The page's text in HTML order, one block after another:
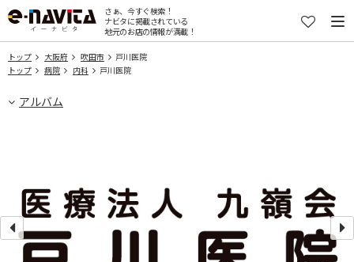
さぁ、今すぐ検索！
ナビタに掲載されている
地元のお店の情報が満載！
トップ 大阪府 吹田市
戸川医院
トップ
病院 内科 戸川医院
アルバム